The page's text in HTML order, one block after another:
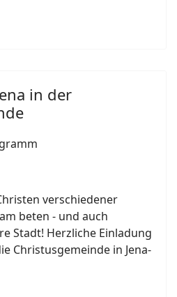
in der
verschiedener
beten - und auch
Stadt! Herzliche Einladung
Christusgemeinde in Jena-